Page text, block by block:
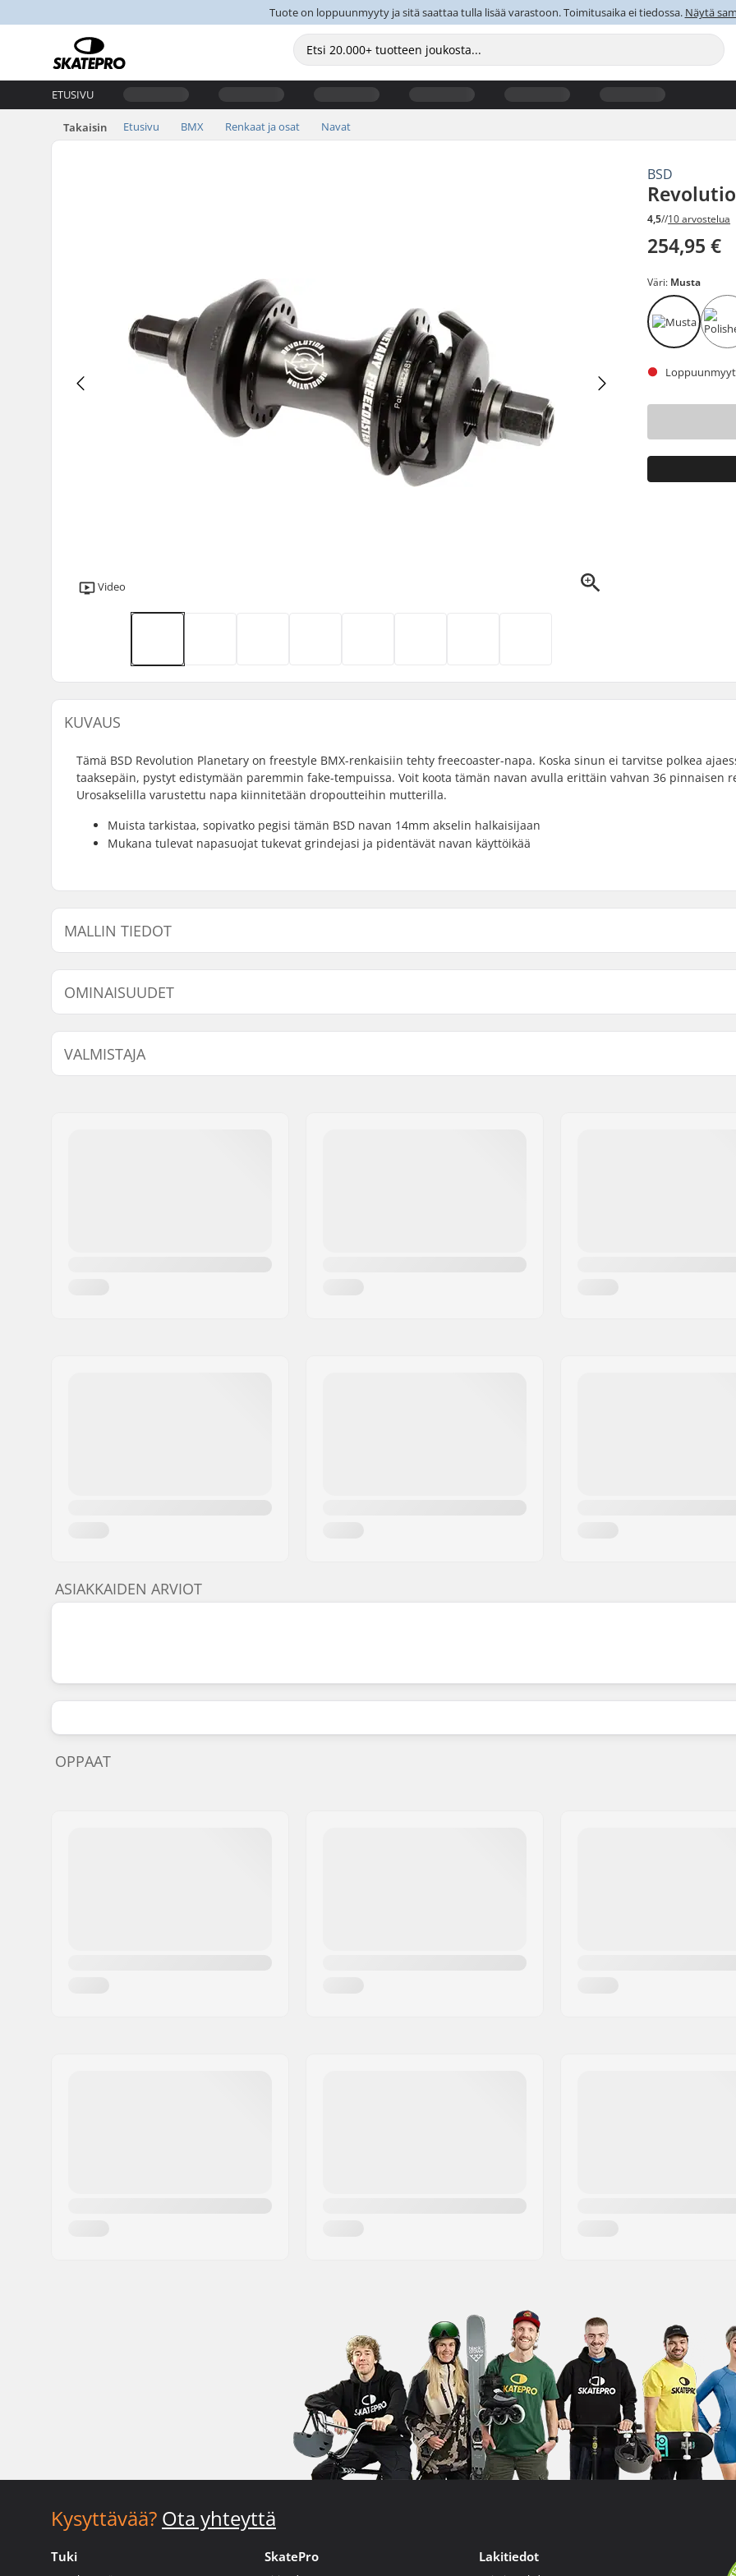
Tuote on loppuunmyyty ja sitä saattaa tulla lisää varastoon. Toimitusaika ei tiedossa. Näytä
ETUSIVU
Takaisin Etusivu BMX Renkaat ja osat Navat
BSD
4,5//10 arvostelua
254,95 €
Video
Väri: Musta
KUVAUS
Tämä BSD Revolution Planetary on freestyle BMX-renkaisiin tehty freecoaster-napa. Koska sinun ei tarvitse polkea
taaksepäin, pystyt edistymään paremmin fake-tempuissa. Voit koota tämän navan avulla erittäin vahvan 36 pinnaisen
Urosakselilla varustettu napa kiinnitetään dropoutteihin mutterilla.
Muista tarkistaa, sopivatko pegisi tämän BSD navan 14mm akselin halkaisijaan
Mukana tulevat napasuojat tukevat grindejasi ja pidentävät navan käyttöikää
MALLIN TIEDOT
Left hand drive
OMINAISUUDET
Napa:
Freecoaster, Planetary, Sinetöidyt
Akselin halkaisija:
14mm
Hampaiden lukumäärä:
Napasuoja:
VALMISTAJA
ASIAKKAIDEN ARVIOT
OPPAAT
Kysyttävää? Ota yhteyttä
Tuki SkatePro Lakitiedot